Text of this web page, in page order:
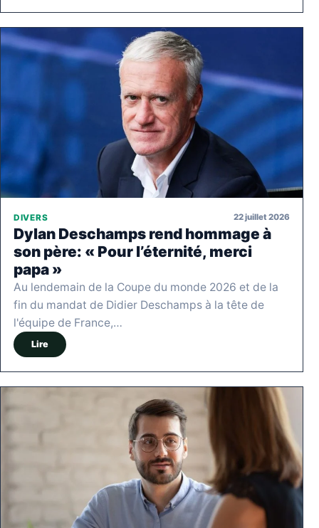
DIVERS 22 juillet 2026
Dylan Deschamps rend hommage à
son père: « Pour l’éternité, merci
papa »
Au lendemain de la Coupe du monde 2026 et de la
fin du mandat de Didier Deschamps à la tête de
l'équipe de France,…
Lire